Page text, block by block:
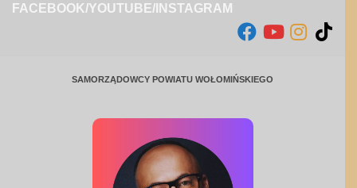
FACEBOOK/YOUTUBE/INSTAGRAM
SAMORZĄDOWCY POWIATU WOŁOMIŃSKIEGO